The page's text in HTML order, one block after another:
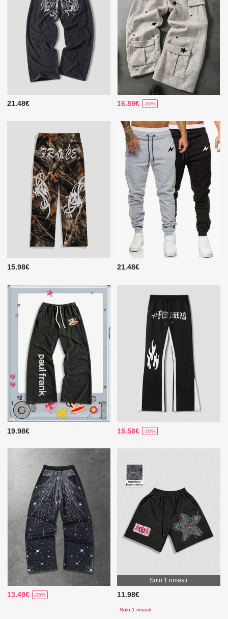
21.48€ 16.89€ -35%
15.98€ 21.48€
19.98€ 15.58€ -20%
13.49€ -25%
Solo 1 rimasti
11.98€
Solo 1 rimasti